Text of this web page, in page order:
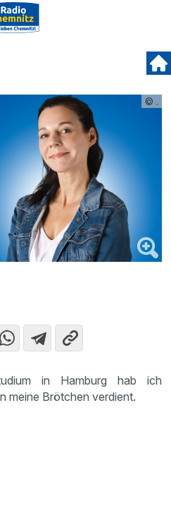
© .
in Hamburg hab ich
meine Brötchen verdient.